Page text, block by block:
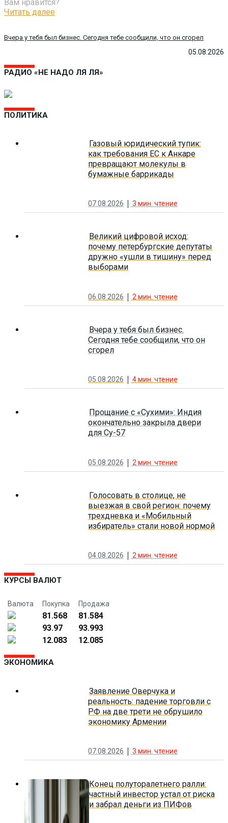
05.08.2026
Вчера у тебя был бизнес. Сегодня тебе сообщили, что он сгорел
Вам нравится?
Читать далее
РАДИО «НЕ НАДО ЛЯ ЛЯ»
ПОЛИТИКА
Газовый юридический тупик:
как требования ЕС к Анкаре
превращают молекулы в
бумажные баррикады
07.08.2026 3 мин. чтение
Великий цифровой исход:
почему петербургские депутаты
дружно «ушли в тишину» перед
выборами
06.08.2026 2 мин. чтение
Вчера у тебя был бизнес.
Сегодня тебе сообщили, что он
сгорел
05.08.2026 4мин. чтение
Прощание с «Сухими»: Индия
окончательно закрыла двери
для Су-57
05.08.2026 2 мин. чтение
Голосовать в столице, не
выезжая в свой регион: почему
трехдневка и «Мобильный
избиратель» стали новой нормой
04.08.2026 2мин. чтение
КУРСЫ ВАЛЮТ
Валюта Покупка Продажа
81.568
81.584
93.97
93.993
12.083
12.085
ЭКОНОМИКА
Заявление Оверчука и
реальность: падение торговли с
РФ на две трети не обрушило
экономику Армении
07.08.2026 3 мин. чтение
Конец полуторалетнего ралли:
частный инвестор устал от риска
и забрал деньги из ПИФов